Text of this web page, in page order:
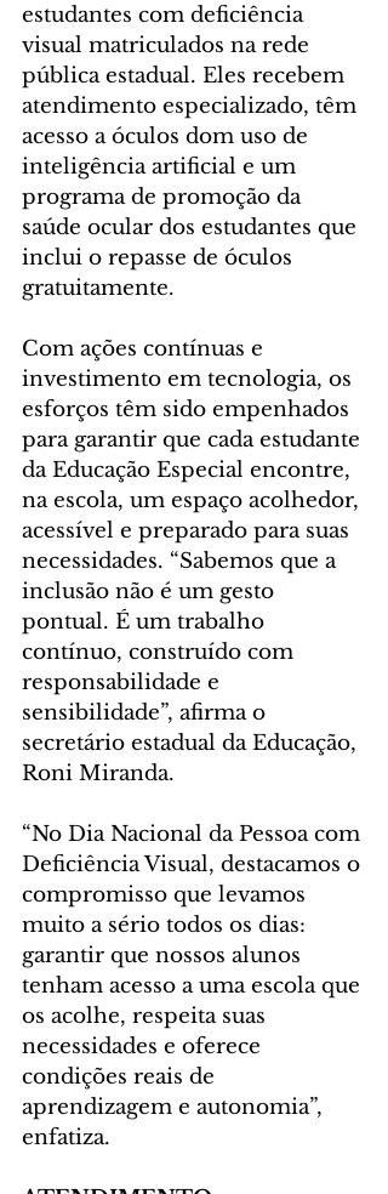
estudantes com deficiência
visual matriculados na rede
pública estadual. Eles recebem
atendimento especializado, têm
acesso a óculos dom uso de
inteligência artificial e um
programa de promoção da
saúde ocular dos estudantes que
inclui o repasse de óculos
gratuitamente.
Com ações contínuas e
investimento em tecnologia, os
esforços têm sido empenhados
para garantir que cada estudante
da Educação Especial encontre,
na escola, um espaço acolhedor,
acessível e preparado para suas
necessidades. “Sabemos que a
inclusão não é um gesto
pontual. É um trabalho
contínuo, construído com
responsabilidade e
sensibilidade”, afirma o
secretário estadual da Educação,
Roni Miranda.
“No Dia Nacional da Pessoa com
Deficiência Visual, destacamos o
compromisso que levamos
muito a sério todos os dias:
garantir que nossos alunos
tenham acesso a uma escola que
os acolhe, respeita suas
necessidades e oferece
condições reais de
aprendizagem e autonomia”,
enfatiza.